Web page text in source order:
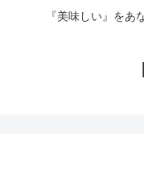
『美味しい』を